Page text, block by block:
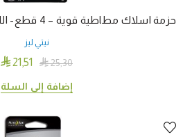
حزمة اسلاك مطاطية قوية – 4 قطع- اللون اسود – GEAR TIE
نيتي ليز

25٫30  21٫51
إضافة إلى السلة